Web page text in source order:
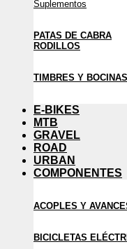
Suplementos
PATAS DE CABRA
RODILLOS
TIMBRES Y BOCINAS
E-BIKES
MTB
GRAVEL
ROAD
URBAN
COMPONENTES
ACOPLES Y
BICICLETAS